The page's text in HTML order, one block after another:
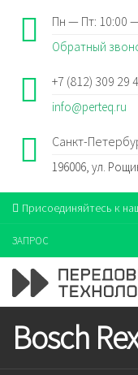
Пн — Пт: 10:00
Обратный
+7 (812) 309 29
info@perteq.ru
Санкт-
196006, ул.
Присоединяйтесь к
ЗАПРОС
Bosch